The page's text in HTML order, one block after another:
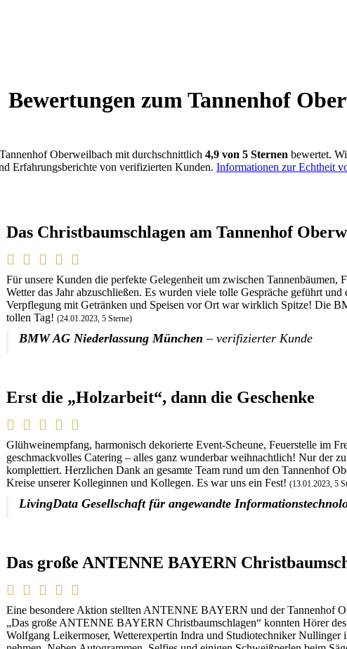
Bewertungen zum Tannenhof
Oberweilbach mit durchschnittlich 4,9 von 5 Sternen bewertet.
Erfahrungsberichte von verifizierten Kunden. Informationen zur Echtheit
Das Christbaumschlagen am Tannenhof
Für unsere Kunden die perfekte Gelegenheit um zwischen
Wetter das Jahr abzuschließen. Es wurden viele tolle Gespräche geführt
Verpflegung mit Getränken und Speisen vor Ort war wirklich Spitze! Die
tollen Tag! (24.01.2023, 5 Sterne)
BMW AG Niederlassung München – verifizierter Kunde
Erst die „Holzarbeit“, dann die Geschenke
Glühweinempfang, harmonisch dekorierte Event-Scheune, Feuerstelle im
geschmackvolles Catering – alles ganz wunderbar weihnachtlich! Nur der
komplettiert. Herzlichen Dank an gesamte Team rund um den Tannenhof
Kreise unserer Kolleginnen und Kollegen. Es war uns ein Fest! (13.01.2023, 5
LivingData Gesellschaft für angewandte
Das große ANTENNE BAYERN
Eine besondere Aktion stellten ANTENNE BAYERN und der Tannenhof
„Das große ANTENNE BAYERN Christbaumschlagen“ konnten Hörer
Wolfgang Leikermoser, Wetterexpertin Indra und Studiotechniker Nullinger